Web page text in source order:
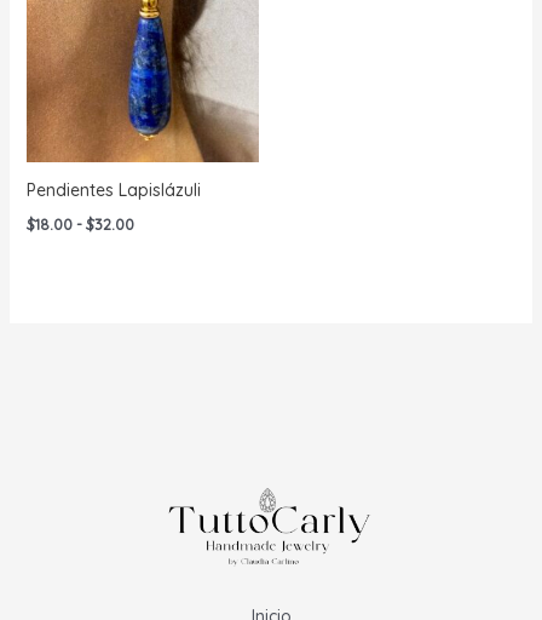
Pendientes Lapislázuli
$18.00 - $32.00Rango